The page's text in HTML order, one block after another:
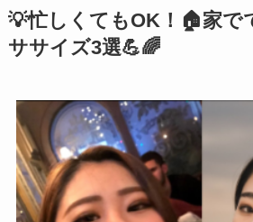
💡忙しくてもOK！🏠家で
ササイズ3選💪🌈